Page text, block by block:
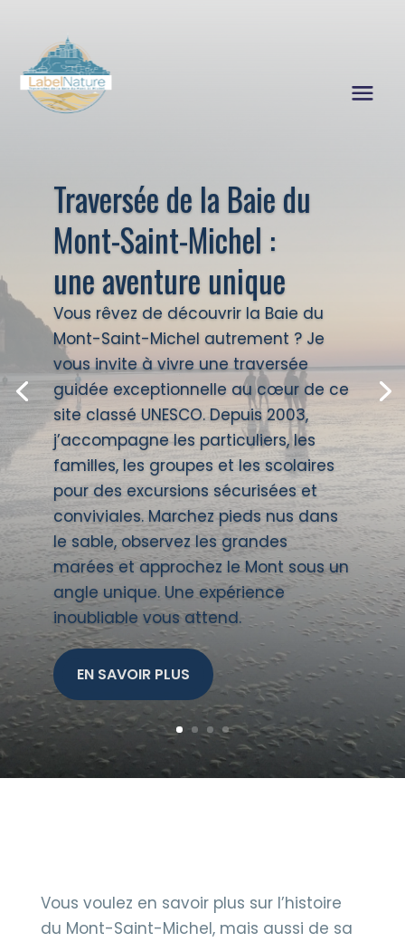
Traversée de la Baie du
Mont-Saint-Michel :
une aventure unique
Vous rêvez de découvrir la Baie du
Mont-Saint-Michel autrement ? Je
vous invite à vivre une traversée
guidée exceptionnelle au cœur de ce
site classé UNESCO. Depuis 2003,
j’accompagne les particuliers, les
familles, les groupes et les scolaires
pour des excursions sécurisées et
conviviales. Marchez pieds nus dans
le sable, observez les grandes
marées et approchez le Mont sous un
angle unique. Une expérience
inoubliable vous attend.
EN SAVOIR PLUS
Vous voulez en savoir plus sur l’histoire
du Mont-Saint-Michel, mais aussi de sa